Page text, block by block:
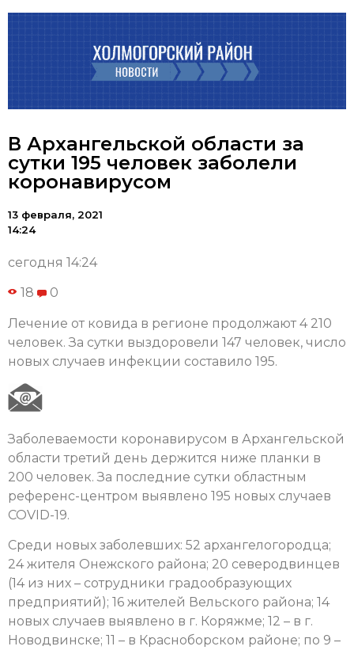
В Архангельской области за
сутки 195 человек заболели
коронавирусом
13 февраля, 2021
14:24
сегодня 14:24
18 0
Лечение от ковида в регионе продолжают 4 210
человек. За сутки выздоровели 147 человек, число
новых случаев инфекции составило 195.
Заболеваемости коронавирусом в Архангельской
области третий день держится ниже планки в
200 человек. За последние сутки областным
референс-центром выявлено 195 новых случаев
COVID-19.
Среди новых заболевших: 52 архангелогородца;
24 жителя Онежского района; 20 северодвинцев
(14 из них – сотрудники градообразующих
предприятий); 16 жителей Вельского района; 14
новых случаев выявлено в г. Коряжме; 12 – в г.
Новодвинске; 11 – в Красноборском районе; по 9 –